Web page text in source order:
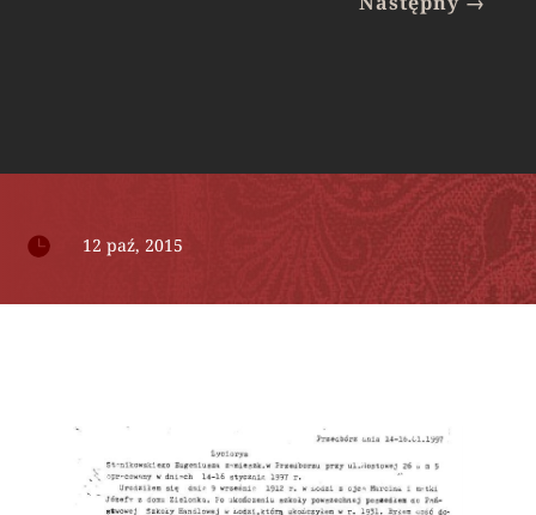
 12 paź, 2015